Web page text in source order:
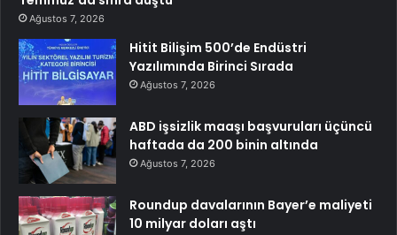
Ağustos 7, 2026
Hitit Bilişim 500’de Endüstri
Yazılımında Birinci Sırada
Ağustos 7, 2026
ABD işsizlik maaşı başvuruları üçüncü
haftada da 200 binin altında
Ağustos 7, 2026
Roundup davalarının Bayer’e maliyeti
10 milyar doları aştı